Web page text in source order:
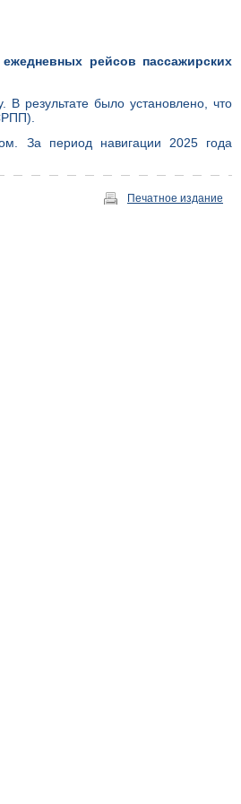
рейсов пассажирских
результате было установлено, что
За период навигации 2025 года
Печатное издание